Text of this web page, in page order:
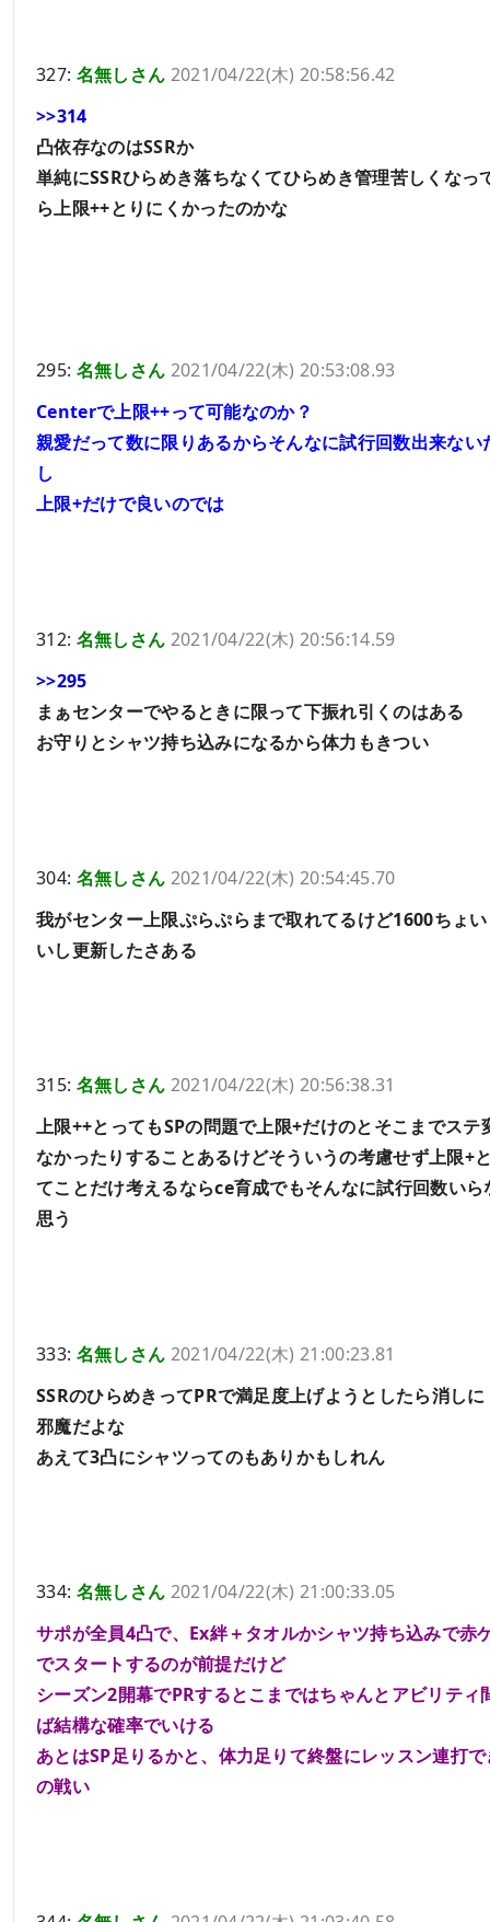
327: 名無しさん 2021/04/22(木) 20:58:56.42
>>314
凸依存なのはSSRか
単純にSSRひらめき落ちなくてひらめき管理苦しくなっ
ら上限++とりにくかったのかな
295: 名無しさん 2021/04/22(木) 20:53:08.93
Centerで上限++って可能なのか？
親愛だって数に限りあるからそんなに試行回数出来ない
し
上限+だけで良いのでは
312: 名無しさん 2021/04/22(木) 20:56:14.59
>>295
まぁセンターでやるときに限って下振れ引くのはある
お守りとシャツ持ち込みになるから体力もきつい
304: 名無しさん 2021/04/22(木) 20:54:45.70
我がセンター上限ぷらぷらまで取れてるけど1600ちょ
いし更新したさある
315: 名無しさん 2021/04/22(木) 20:56:38.31
上限++とってもSPの問題で上限+だけのとそこまでステ
なかったりすることあるけどそういうの考慮せず上限+
てことだけ考えるならce育成でもそんなに試行回数いら
思う
333: 名無しさん 2021/04/22(木) 21:00:23.81
SSRのひらめきってPRで満足度上げようとしたら消し
邪魔だよな
あえて3凸にシャツってのもありかもしれん
334: 名無しさん 2021/04/22(木) 21:00:33.05
サポが全員4凸で、Ex絆＋タオルかシャツ持ち込みで赤
でスタートするのが前提だけど
シーズン2開幕でPRするとこまではちゃんとアビリティ
ば結構な確率でいける
あとはSP足りるかと、体力足りて終盤にレッスン連打
の戦い